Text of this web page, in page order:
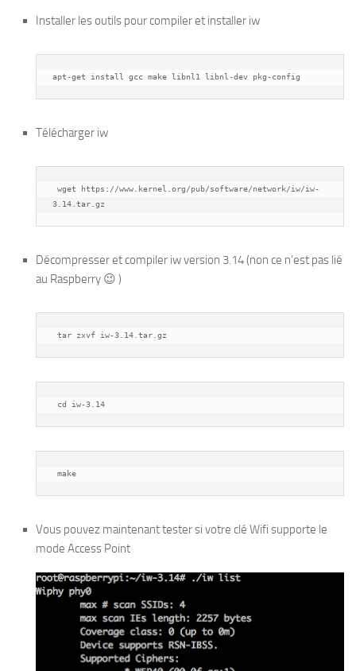
Installer les outils pour compiler et installer iw
apt-get install gcc make libnl1 libnl-dev pkg-config
Télécharger iw
3.14.tar.gz
Décompresser et compiler iw version 3.14 (non ce n’est pas lié
au Raspberry 😉 )
tar zxvf iw-3.14.tar.gz
cd iw-3.14
make
Vous pouvez maintenant tester si votre clé Wifi supporte le
mode Access Point